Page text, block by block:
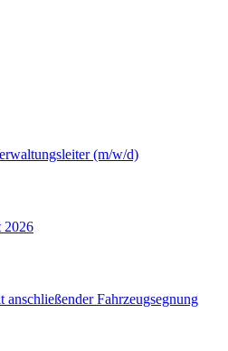
(m/w/d)
2026
anschließender Fahrzeugsegnung